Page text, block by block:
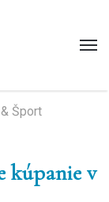
Šport
kúpanie v